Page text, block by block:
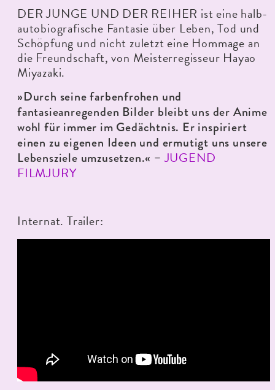
DER JUNGE UND DER REIHER ist eine halb-
autobiografische Fantasie über Leben, Tod und
Schöpfung und nicht zuletzt eine Hommage an
die Freundschaft, von Meisterregisseur Hayao
Miyazaki.
»Durch seine farbenfrohen und
fantasieanregenden Bilder bleibt uns der Anime
wohl für immer im Gedächtnis. Er inspiriert
einen zu eigenen Ideen und ermutigt uns unsere
Lebensziele umzusetzen.« –JUGEND
FILMJURY
Internat. Trailer: